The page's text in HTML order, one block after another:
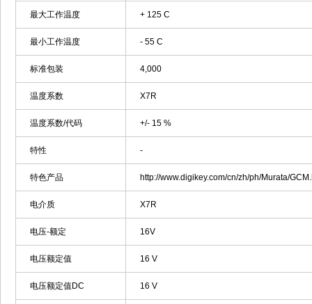
最大工作温度 + 125 C
最小工作温度 - 55 C
标准包装 4,000
温度系数 X7R
温度系数/代码 +/- 15 %
特性 -
特色产品 http://www.digikey.com/cn/zh/ph/Murata/
电介质 X7R
电压-额定 16V
电压额定值 16 V
电压额定值DC 16 V